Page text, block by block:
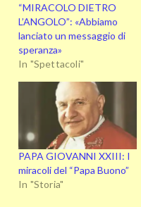
“MIRACOLO DIETRO
L’ANGOLO”: «Abbiamo
lanciato un messaggio di
speranza»
In "Spettacoli"
PAPA GIOVANNI XXIII: I
miracoli del “Papa Buono”
In "Storia"